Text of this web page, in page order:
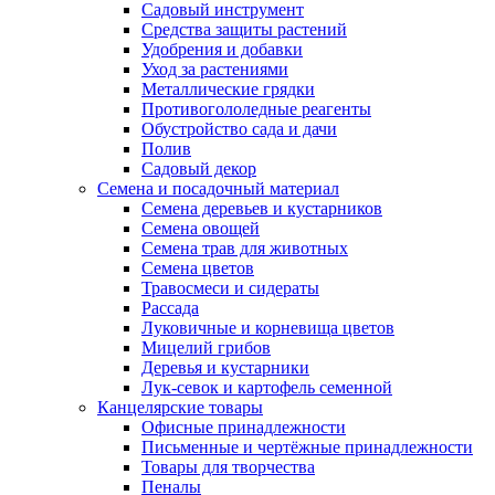
Садовый инструмент
Средства защиты растений
Удобрения и добавки
Уход за растениями
Металлические грядки
Противогололедные реагенты
Обустройство сада и дачи
Полив
Садовый декор
Семена и посадочный материал
Семена деревьев и кустарников
Семена овощей
Семена трав для животных
Семена цветов
Травосмеси и сидераты
Рассада
Луковичные и корневища цветов
Мицелий грибов
Деревья и кустарники
Лук-севок и картофель семенной
Канцелярские товары
Офисные принадлежности
Письменные и чертёжные принадлежности
Товары для творчества
Пеналы